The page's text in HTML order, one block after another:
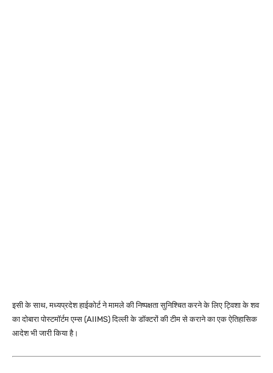
इसी के साथ, मध्यप्रदेश हाईकोर्ट ने मामले की निष्पक्षता सुनिश्चित करने के लिए ट्विशा के शव
का दोबारा पोस्टमॉर्टम एम्स (AIIMS) दिल्ली के डॉक्टरों की टीम से कराने का एक ऐतिहासिक
आदेश भी जारी किया है।